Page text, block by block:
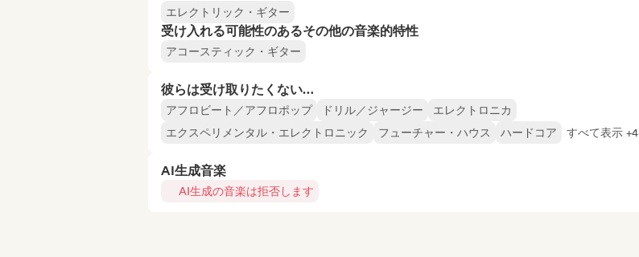
エレクトリック・ギター
受け入れる可能性のあるその他の音楽的特性
アコースティック・ギター
彼らは受け取りたくない…
アフロビート／アフロポップ ドリル／ジャージー
エレクトロニカ
エクスペリメンタル・エレクトロニック
フューチャー・ハウス ハードコア すべて表示 +4
AI生成音楽
AI生成の音楽は拒否します